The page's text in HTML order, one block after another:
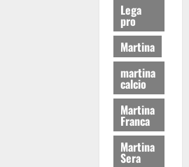
Lega
pro
Martina
martina
calcio
Martina
Franca
Martina
Sera